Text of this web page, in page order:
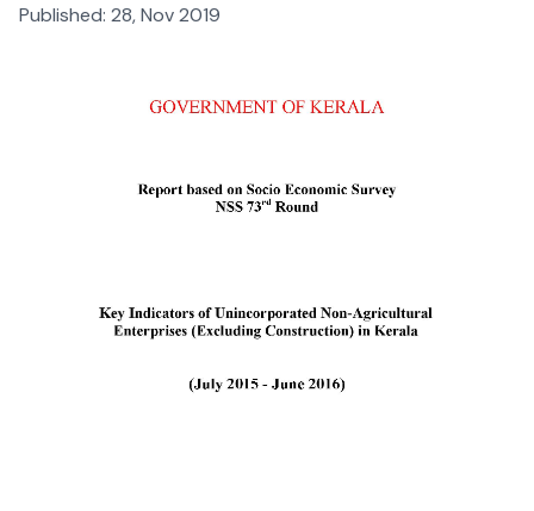
Published: 28, Nov 2019